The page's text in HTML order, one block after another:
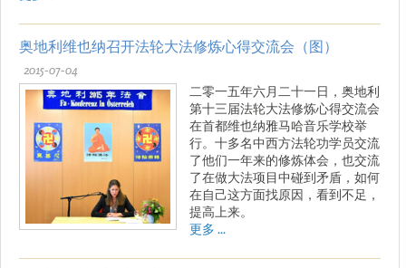
奥地利维也纳召开法轮大法修炼心得交流会（图）
2015-07-04
二零一五年六月二十一日，奥地利
第十三届法轮大法修炼心得交流会
在首都维也纳雅马哈音乐学校举
行。十多名中西方法轮功学员交流
了他们一年来的修炼体会，也交流
了在做大法项目中碰到矛盾，如何
在自己这方面找原因，看到不足，
提高上来。
更多 ...